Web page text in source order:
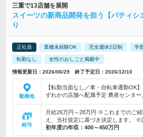
三重で13店舗を展開
スイーツの新商品開発を担う【パティ
り
正社員 業種未経験OK 完全週休2日制 学
転勤なし 女性のおしごと掲載中
情報更新日：2026/06/29 終了予定日：2026/12/10
勤務地
【転勤当面なし／車・自転車通勤OK
ずれかの店舗へ配属予定 農産センター
給与
月給26万円～28万円 ※これまでのご
え、当社規定に基づき決定します。 ※
初年度の年収： 400～450万円